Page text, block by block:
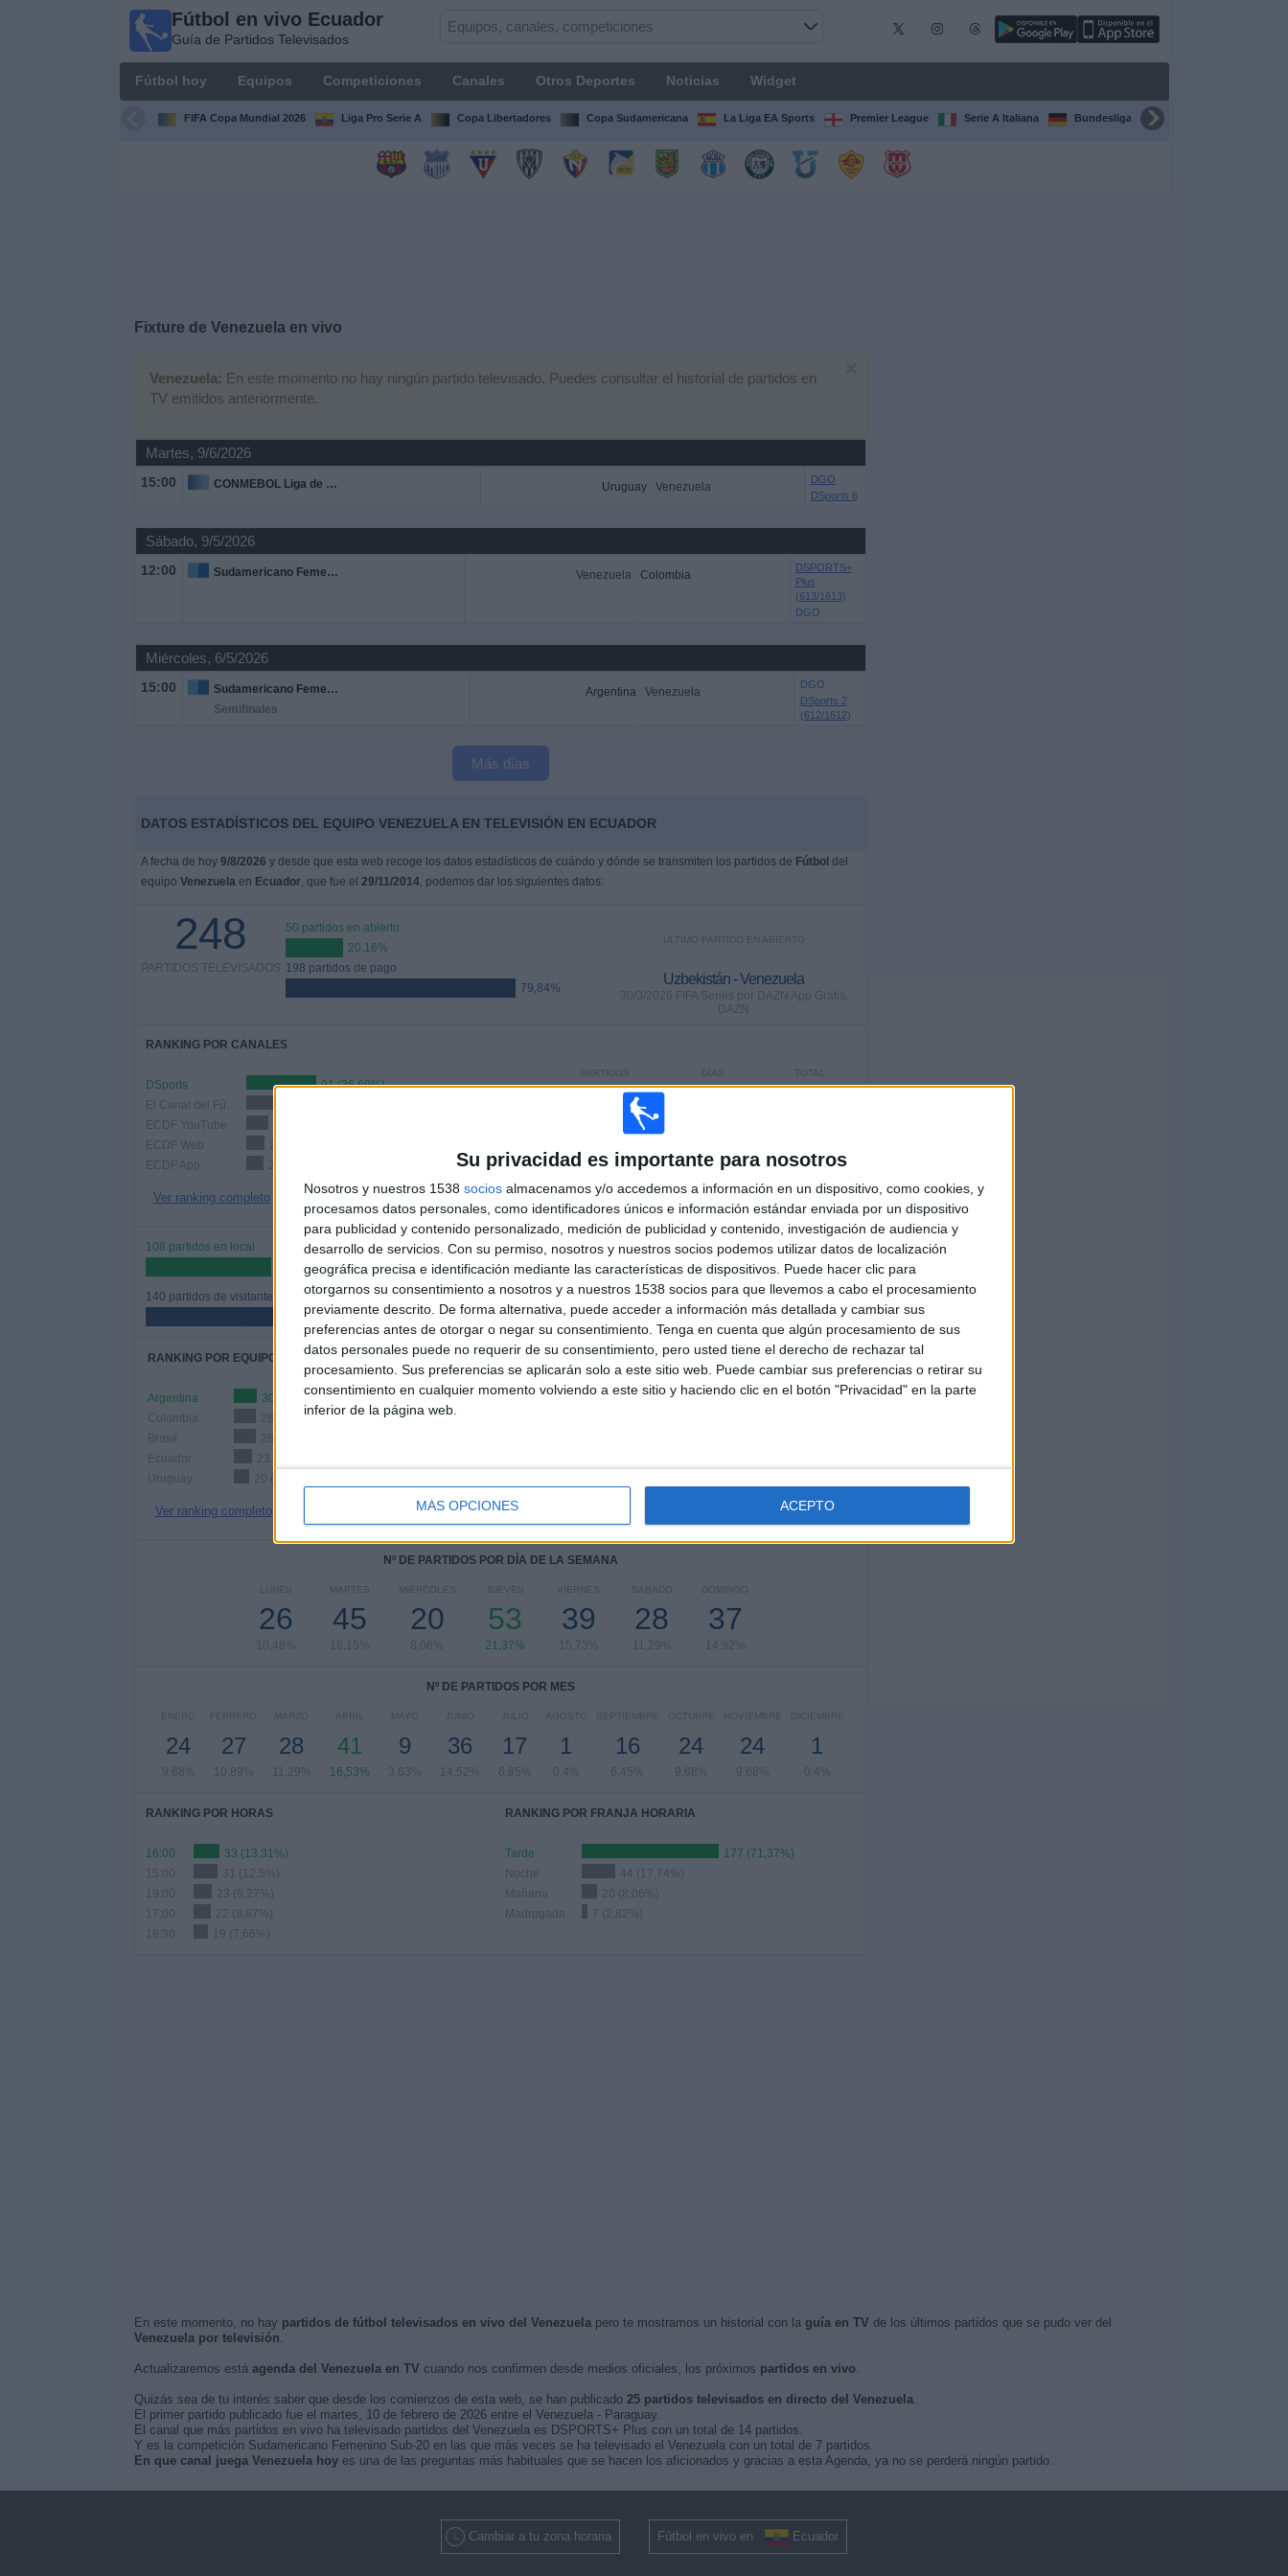
Su privacidad es importante para nosotros
Nosotros y nuestros 1538 socios almacenamos y/o accedemos a información en un dispositivo, como cookies, y
procesamos datos personales, como identificadores únicos e información estándar enviada por un dispositivo
para publicidad y contenido personalizado, medición de publicidad y contenido, investigación de audiencia y
desarrollo de servicios. Con su permiso, nosotros y nuestros socios podemos utilizar datos de localización
geográfica precisa e identificación mediante las características de dispositivos. Puede hacer clic para
otorgarnos su consentimiento a nosotros y a nuestros 1538 socios para que llevemos a cabo el procesamiento
previamente descrito. De forma alternativa, puede acceder a información más detallada y cambiar sus
preferencias antes de otorgar o negar su consentimiento. Tenga en cuenta que algún procesamiento de sus
datos personales puede no requerir de su consentimiento, pero usted tiene el derecho de rechazar tal
procesamiento. Sus preferencias se aplicarán solo a este sitio web. Puede cambiar sus preferencias o retirar su
consentimiento en cualquier momento volviendo a este sitio y haciendo clic en el botón "Privacidad" en la parte
inferior de la página web.
MÁS OPCIONES ACEPTO
Fútbol en vivo Ecuador
Guía de Partidos Televisados
Fútbol hoy Equipos Competiciones Canales Otros Deportes Noticias Widget
FIFA Copa Mundial 2026 Liga Pro Serie A Copa Libertadores Copa Sudamericana La Liga EA Sports Premier League Serie A Italiana Bundesliga
Fixture de Venezuelaen vivo
Venezuela: En este momento no hay ningún partido televisado. Puedes consultar el historial de partidos en
TV emitidos anteriormente.
Martes, 9/6/2026
15:00 CONMEBOL Liga de Naciones Femenina Uruguay Venezuela
DGO
DSports 6
Sábado, 9/5/2026
12:00 Sudamericano Femenino Sub-17 Venezuela Colombia
DSPORTS+
Plus
(613/1613)
DGO
Miércoles, 6/5/2026
15:00
Sudamericano Femenino Sub-17
Semifinales
Argentina Venezuela
DGO
DSports 2
(612/1612)
Más días
DATOS ESTADÍSTICOS DEL EQUIPO VENEZUELA EN TELEVISIÓN EN ECUADOR
A fecha de hoy 9/8/2026 y desde que esta web recoge los datos estadísticos de cuándo y dónde se transmiten los partidos de Fútbol del
equipo Venezuelaen Ecuador, que fue el 29/11/2014, podemos dar los siguientes datos:
248
PARTIDOS TELEVISADOS
50 partidos en abierto
20,16%
198 partidos de pago
79,84%
ÚLTIMO PARTIDO EN ABIERTO
Uzbekistán - Venezuela
30/3/2026 FIFA Series por DAZN App Gratis,
DAZN
RANKING POR CANALES
DSports
91 (36,69%)
ECDF YouTube
ECDF Web
24 (9,68%)
ECDF App
22 (8,87%)
Ver ranking completo
TOTAL
DÍAS
PARTIDOS
CONSECUTIVOS
108 partidos en local
43,55%
140 partidos de visitante
56,45%
TOTAL
36
RIVALES
MÁXIMO
30
VS Argentina
TOTAL
19
COMPETICIONES
RANKING POR EQUIPOS
Argentina
30 (12,1%)
Colombia
28 (11,29%)
Brasil
28 (11,29%)
Ecuador
23 (9,27%)
Uruguay
20 (8,06%)
Ver ranking completo
RANKING POR COMPETICIONES
FIFA Copa Mundial 2026
46 (18,55%)
Ver ranking completo
Nº DE PARTIDOS POR DÍA DE LA SEMANA
LUNES
26
10,48%
MARTES
45
18,15%
MIÉRCOLES
20
8,06%
JUEVES
53
21,37%
VIERNES
39
15,73%
SÁBADO
28
11,29%
DOMINGO
37
14,92%
Nº DE PARTIDOS POR MES
ENERO
24
9,68%
FEBRERO
27
10,89%
MARZO
28
11,29%
ABRIL
41
16,53%
MAYO
9
3,63%
JUNIO
36
14,52%
JULIO
17
6,85%
AGOSTO
1
0,4%
SEPTIEMBRE
16
6,45%
OCTUBRE
24
9,68%
NOVIEMBRE
24
9,68%
DICIEMBRE
1
0,4%
RANKING POR HORAS
16:00
33 (13,31%)
15:00
31 (12,5%)
19:00
23 (9,27%)
17:00
22 (8,87%)
18:30
19 (7,66%)
RANKING POR FRANJA HORARIA
Tarde
177 (71,37%)
Noche
44 (17,74%)
Mañana
20 (8,06%)
Madrugada
7 (2,82%)
En este momento, no hay partidos de fútbol televisados en vivo del Venezuelapero te mostramos un historial con la guía en TV de los últimos partidos que se pudo ver del
Venezuela por televisión.
Actualizaremos está agenda del Venezuela en TV cuando nos confirmen desde medios oficiales, los próximos partidos en vivo.
Quizás sea de tu interés saber que desde los comienzos de esta web, se han publicado 25 partidos televisados en directo del Venezuela.
El primer partido publicado fue el martes, 10 de febrero de 2026 entre el Venezuela - Paraguay.
El canal que más partidos en vivo ha televisado partidos del Venezuela es DSPORTS+ Plus con un total de 14 partidos.
Y es la competición Sudamericano Femenino Sub-20 en las que más veces se ha televisado el Venezuela con un total de 7 partidos.
En que canal juega Venezuela hoyes una de las preguntas más habituales que se hacen los aficionados y gracias a esta Agenda, ya no se perderá ningún partido.
Cambiar a tu zona horaria Fútbol en vivo en Ecuador
Ecuador